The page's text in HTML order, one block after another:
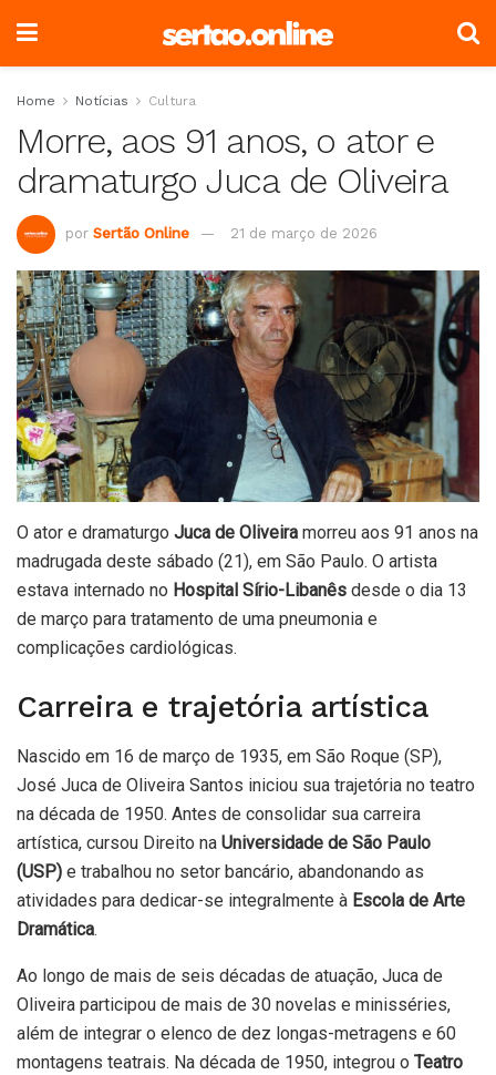
Home Notícias Cultura
Morre, aos 91 anos, o ator e
dramaturgo Juca de Oliveira
por Sertão Online 21 de março de 2026
O ator e dramaturgo Juca de Oliveira morreu aos 91 anos na
madrugada deste sábado (21), em São Paulo. O artista
estava internado no Hospital Sírio-Libanês desde o dia 13
de março para tratamento de uma pneumonia e
complicações cardiológicas.
Carreira e trajetória artística
Nascido em 16 de março de 1935, em São Roque (SP),
José Juca de Oliveira Santos iniciou sua trajetória no teatro
na década de 1950. Antes de consolidar sua carreira
artística, cursou Direito na Universidade de São Paulo
(USP) e trabalhou no setor bancário, abandonando as
atividades para dedicar-se integralmente à Escola de Arte
Dramática.
Ao longo de mais de seis décadas de atuação, Juca de
Oliveira participou de mais de 30 novelas e minisséries,
além de integrar o elenco de dez longas-metragens e 60
montagens teatrais. Na década de 1950, integrou o Teatro